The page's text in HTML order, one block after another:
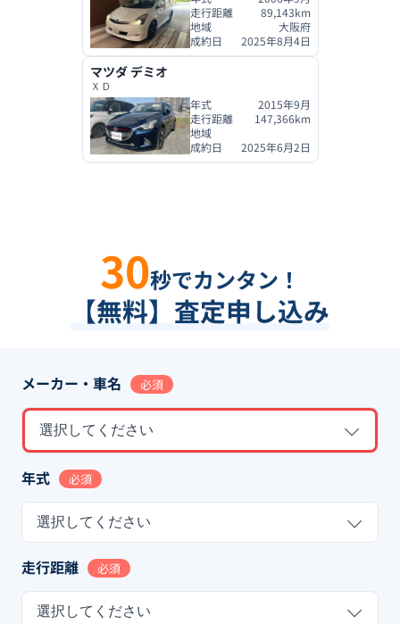
走行距離
89,143km
地域
大阪府
成約日
2025年8月4日
マツダ デミオ
ＸＤ
年式
2015年9月
走行距離
147,366km
地域
成約日
2025年6月2日
30秒でカンタン！
【無料】査定申し込み
メーカー・車名 必須
選択してください
年式 必須
選択してください
走行距離 必須
選択してください